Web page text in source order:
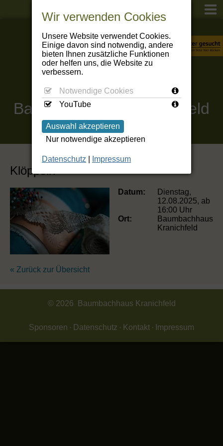
Baumbachhaus Kranichfeld
Klöppeln
Datum:
Dienstag,
12.08.2025, ab
16:00 Uhr
Ort:
Baumbachhaus
Kranichfeld
« Zurück zur Übersicht
© 2026 Baumbachhaus Kranichfeld
Sponsoren Datenschutz Kontakt Impressum
Wir verwenden Cookies
Unsere Website verwendet Cookies.
Einige davon sind notwendig, andere
bieten Ihnen zusätzliche Funktionen
oder helfen uns, die Website zu
verbessern.
Notwendige Cookies
YouTube
Auswahl akzeptieren
Nur notwendige akzeptieren
Datenschutz Impressum